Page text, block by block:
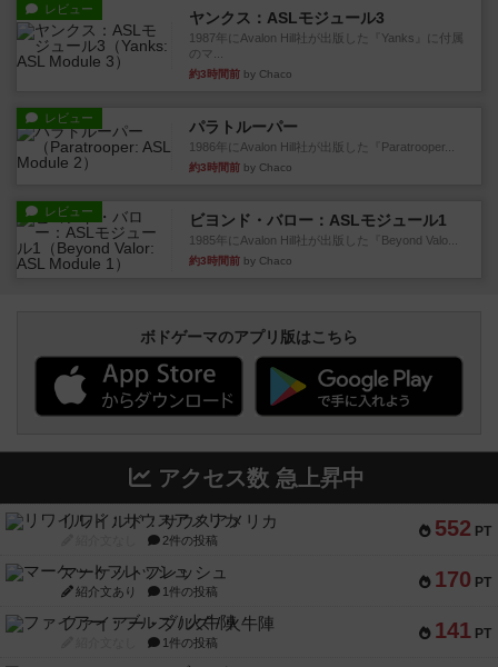
レビュー ヤンクス：ASLモジュール3
1987年にAvalon Hill社が出版した『Yanks』に付属
のマ...
約3時間前 by Chaco
レビュー パラトルーパー
1986年にAvalon Hill社が出版した『Paratrooper...
約3時間前 by Chaco
レビュー ビヨンド・バロー：ASLモジュール1
1985年にAvalon Hill社が出版した『Beyond Valo...
約3時間前 by Chaco
ボドゲーマのアプリ版はこちら
アクセス数 急上昇中
552 PT
リワイルド：サウスアメリカ
2件の投稿
170 PT
マーケットフレッシュ
紹介文あり 1件の投稿
141 PT
ファイアー・ブルズ / 火牛陣
1件の投稿